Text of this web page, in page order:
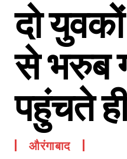
दो
से भरुब
पहुंचते
औरंगाबाद